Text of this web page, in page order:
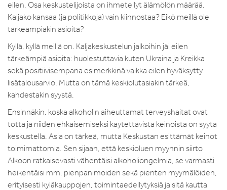
eilen. Osa keskustelijoista on ihmetellyt älämölön määrää.
Kaljako kansaa (ja politikkoja) vain kiinnostaa? Eikö meillä ole
tärkeämpiäkin asioita?
Kyllä, kyllä meillä on. Kaljakeskustelun jalkoihin jäi eilen
tärkeämpiä asioita: huolestuttavia kuten Ukraina ja Kreikka
sekä positiivisempana esimerkkinä vaikka eilen hyväksytty
lisätalousarvio. Mutta on tämä keskiolutasiakin tärkeä,
kahdestakin syystä.
Ensinnäkin, koska alkoholin aiheuttamat terveyshaitat ovat
totta ja niiden ehkäisemiseksi käytettävistä keinoista on syytä
keskustella. Asia on tärkeä, mutta Keskustan esittämät keinot
toimimattomia. Sen sijaan, että keskioluen myynnin siirto
Alkoon ratkaisevasti vähentäisi alkoholiongelmia, se varmasti
heikentäisi mm. pienpanimoiden sekä pienten myymälöiden,
erityisesti kyläkauppojen, toimintaedellytyksiä ja sitä kautta